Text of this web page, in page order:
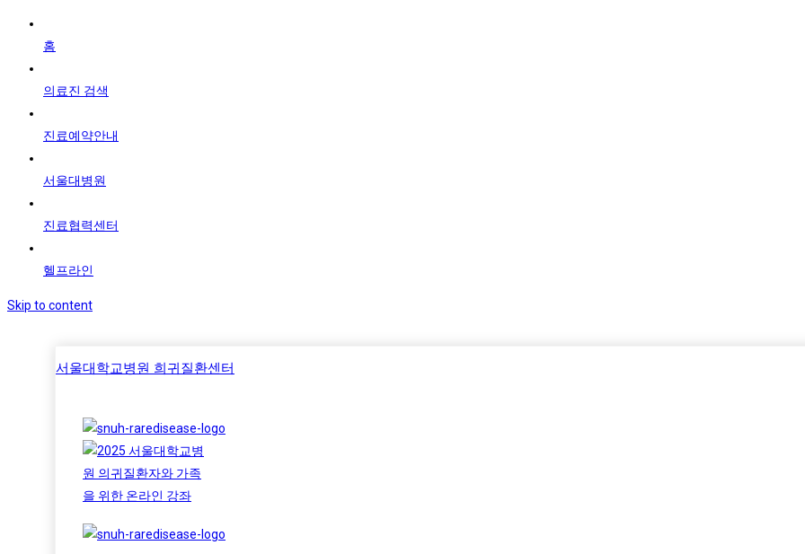
홈
의료진 검색
진료예약안내
서울대병원
진료협력센터
헬프라인
Skip to content
서울대학교병원 희귀질환센터